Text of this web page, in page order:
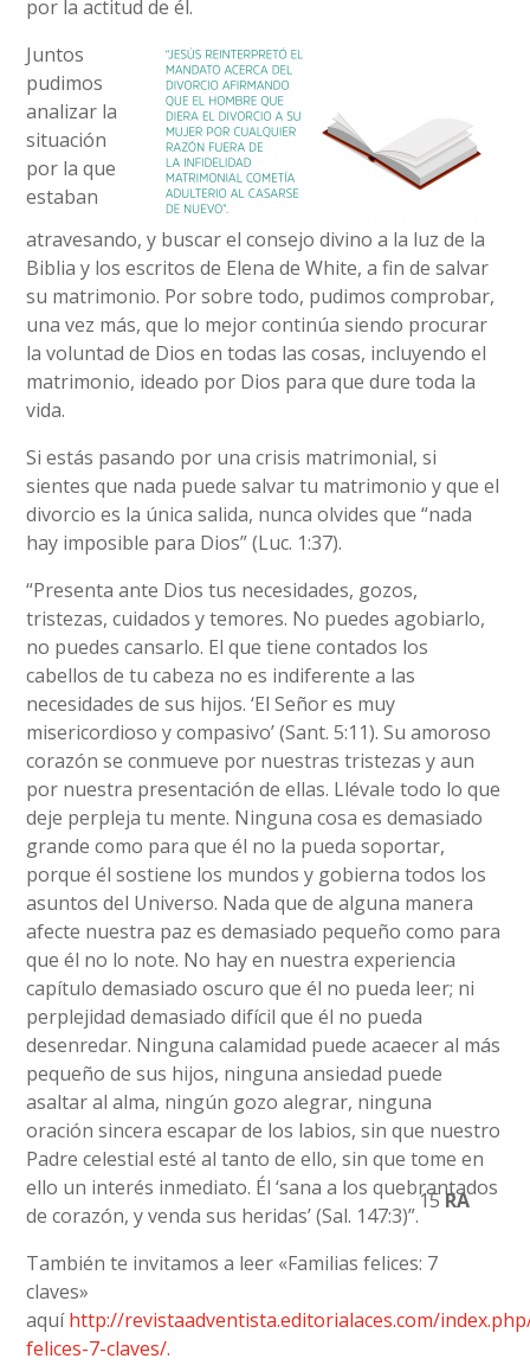
por la actitud de él.
Juntos
pudimos
analizar la
situación
por la que
estaban
atravesando, y buscar el consejo divino a la luz de la
Biblia y los escritos de Elena de White, a fin de salvar
su matrimonio. Por sobre todo, pudimos comprobar,
una vez más, que lo mejor continúa siendo procurar
la voluntad de Dios en todas las cosas, incluyendo el
matrimonio, ideado por Dios para que dure toda la
vida.
Si estás pasando por una crisis matrimonial, si
sientes que nada puede salvar tu matrimonio y que el
divorcio es la única salida, nunca olvides que “nada
hay imposible para Dios” (Luc. 1:37).
“Presenta ante Dios tus necesidades, gozos,
tristezas, cuidados y temores. No puedes agobiarlo,
no puedes cansarlo. El que tiene contados los
cabellos de tu cabeza no es indiferente a las
necesidades de sus hijos. ‘El Señor es muy
misericordioso y compasivo’ (Sant. 5:11). Su amoroso
corazón se conmueve por nuestras tristezas y aun
por nuestra presentación de ellas. Llévale todo lo que
deje perpleja tu mente. Ninguna cosa es demasiado
grande como para que él no la pueda soportar,
porque él sostiene los mundos y gobierna todos los
asuntos del Universo. Nada que de alguna manera
afecte nuestra paz es demasiado pequeño como para
que él no lo note. No hay en nuestra experiencia
capítulo demasiado oscuro que él no pueda leer; ni
perplejidad demasiado difícil que él no pueda
desenredar. Ninguna calamidad puede acaecer al más
pequeño de sus hijos, ninguna ansiedad puede
asaltar al alma, ningún gozo alegrar, ninguna
oración sincera escapar de los labios, sin que nuestro
Padre celestial esté al tanto de ello, sin que tome en
ello un interés inmediato. Él ‘sana a los quebrantados
de corazón, y venda sus heridas’ (Sal. 147:3)”.
15RA
También te invitamos a leer «Familias felices: 7
claves»
aquíhttp://revistaadventista.editorialaces.com/
felices-7-claves/.